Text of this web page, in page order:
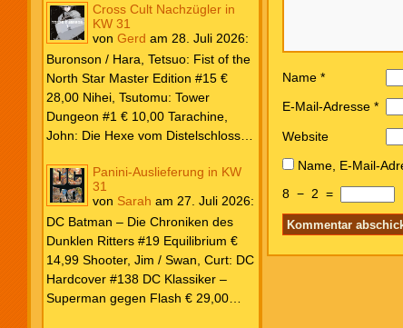
Vagabond Master Edition #12 €
24,00 Inagaki / Murata: Eyeshield
Fujimoto: Chainsaw Man #22 € 8,50
Aoyama: Detektiv Conan #108 €
8,00 Eichinger, Daniel: Oventroja
(Fortsetzung von Jovantore) €
22,00 Iwatobi: Herr Unsichtbar und
seine zukünftige Frau #3 € 14,00
Cross Cult Nachzügler in
KW 31
von Gerd am 28. Juli 2026:
Buronson / Hara, Tetsuo: Fist of the
North Star Master Edition #15 €
28,00 Nihei, Tsutomu: Tower
Dungeon #1 € 10,00 Tarachine,
John: Die Hexe vom Distelschloss
Panini-Auslieferung in KW
31
von Sarah am 27. Juli 2026:
DC Batman – Die Chroniken des
Dunklen Ritters #19 Equilibrium €
14,99 Shooter, Jim / Swan, Curt: DC
Hardcover #138 DC Klassiker –
Superman gegen Flash € 29,00
Name*
E-Mail-Adresse*
Website
Name, E-Mail-
8 − 2 =